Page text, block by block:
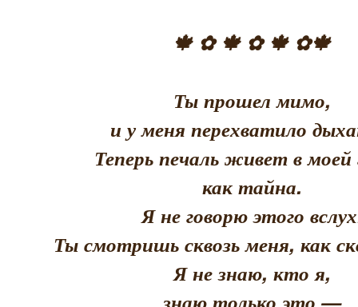
🍁 ✿ 🍁 ✿ 🍁 ✿🍁
Ты прошел мимо,
и у меня перехватило
Теперь печаль живет в моей
как тайна.
Я не говорю этого
Ты смотришь сквозь меня, как
Я не знаю, кто я,